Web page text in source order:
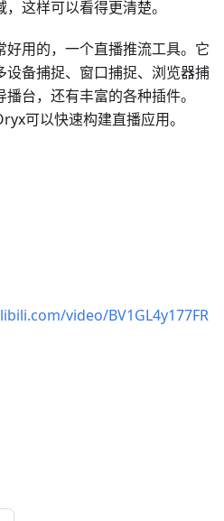
这样可以看得更清楚。
好用的，一个直播推流工具。它
备捕捉、窗口捕捉、浏览器捕
台，还有丰富的各种插件。
可以快速构建直播应用。
video/BV1GL4y177FR